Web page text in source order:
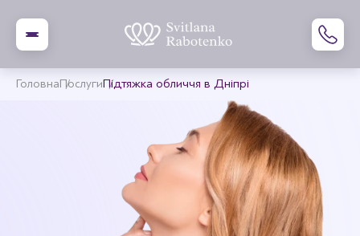
ГоловнаПослугиПідтяжка обличчя в Дніпрі